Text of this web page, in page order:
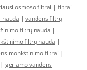
osmoso filtrai | filtrai
nauda | vandens filtrų
filtrų nauda |
filtrų nauda |
monkštinimo filtrai |
| geriamo vandens